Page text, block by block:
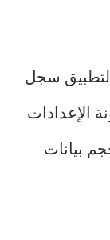
سجل
الإعدادات
بيانات